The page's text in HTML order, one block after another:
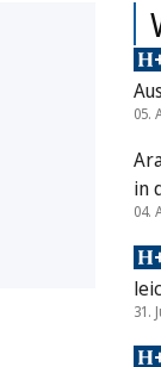
05.
in
04.
31.